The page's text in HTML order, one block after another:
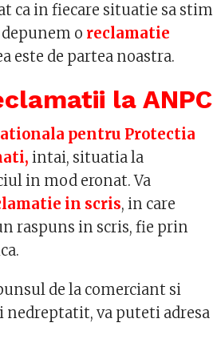
ca in fiecare situatie sa stim
o reclamatie
este de partea noastra.
la ANPC
pentru Protectia
intai, situatia la
in mod eronat. Va
in scris, in care
raspuns in scris, fie prin
de la comerciant si
va puteti adresa